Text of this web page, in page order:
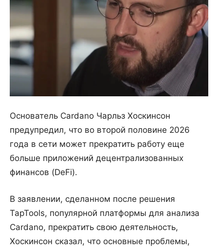
Основатель Cardano Чарльз Хоскинсон
предупредил, что во второй половине 2026
года в сети может прекратить работу еще
больше приложений децентрализованных
финансов (DeFi).
В заявлении, сделанном после решения
TapTools, популярной платформы для анализа
Cardano, прекратить свою деятельность,
Хоскинсон сказал, что основные проблемы,